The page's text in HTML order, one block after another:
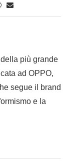
più grande
ad OPPO,
segue il brand
e la